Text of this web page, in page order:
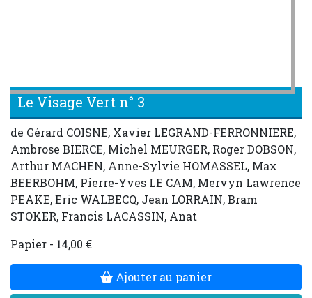
Le Visage Vert n° 3
de Gérard COISNE, Xavier LEGRAND-FERRONNIERE,
Ambrose BIERCE, Michel MEURGER, Roger DOBSON,
Arthur MACHEN, Anne-Sylvie HOMASSEL, Max
BEERBOHM, Pierre-Yves LE CAM, Mervyn Lawrence
PEAKE, Eric WALBECQ, Jean LORRAIN, Bram
STOKER, Francis LACASSIN, Anat
Papier - 14,00 €
Ajouter au panier